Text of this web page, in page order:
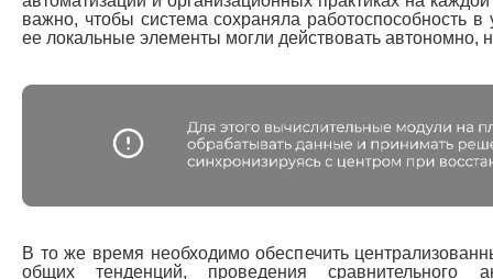
важно, чтобы система сохраняла работоспособность в
ее локальные элементы могли действовать автономно,
В то же время необходимо обеспечить
общих тенденций, проведения сравнительного